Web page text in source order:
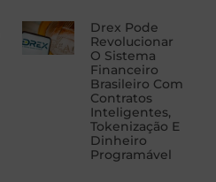
Drex Pode
Revolucionar
O Sistema
Financeiro
Brasileiro Com
Contratos
Inteligentes,
Tokenização E
Dinheiro
Programável